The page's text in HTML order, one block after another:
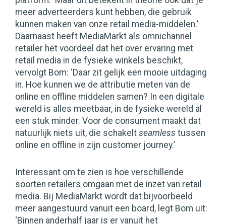
meer adverteerders kunt hebben, die gebruik
kunnen maken van onze retail media-middelen.’
Daarnaast heeft MediaMarkt als omnichannel
retailer het voordeel dat het over ervaring met
retail media in de fysieke winkels beschikt,
vervolgt Bom: ‘Daar zit gelijk een mooie uitdaging
in. Hoe kunnen we de attributie meten van de
online en offline middelen samen? In een digitale
wereld is alles meetbaar, in de fysieke wereld al
een stuk minder. Voor de consument maakt dat
natuurlijk niets uit, die schakelt seamless tussen
online en offline in zijn customer journey.’
Interessant om te zien is hoe verschillende
soorten retailers omgaan met de inzet van retail
media. Bij MediaMarkt wordt dat bijvoorbeeld
meer aangestuurd vanuit een board, legt Bom uit:
‘Binnen anderhalf jaar is er vanuit het